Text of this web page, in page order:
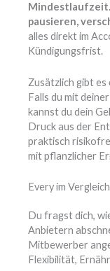
Mindestlaufzeit
pausieren,
alles direkt im
Kündigungsfrist.
Zusätzlich gibt es
Falls du mit
kannst du dein
Druck aus der
praktisch
mit pflanzlicher
Every im
Du fragst dich,
Anbietern
Mitbewerber
Flexibilität,